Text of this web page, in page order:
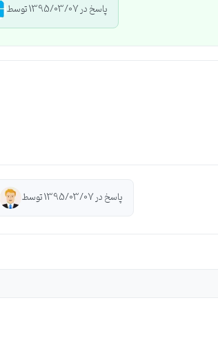
پاسخ در 1395/03/07 توسط
پاسخ در 1395/03/07 توسط